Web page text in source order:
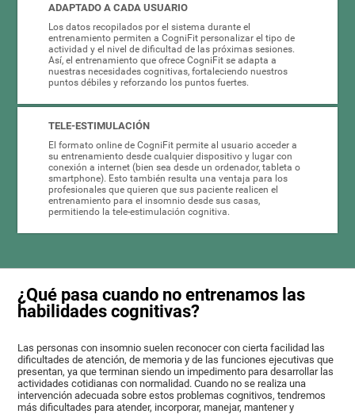
ADAPTADO A CADA USUARIO
Los datos recopilados por el sistema durante el
entrenamiento permiten a CogniFit personalizar el tipo de
actividad y el nivel de dificultad de las próximas sesiones.
Así, el entrenamiento que ofrece CogniFit se adapta a
nuestras necesidades cognitivas, fortaleciendo nuestros
puntos débiles y reforzando los puntos fuertes.
TELE-ESTIMULACIÓN
El formato online de CogniFit permite al usuario acceder a
su entrenamiento desde cualquier dispositivo y lugar con
conexión a internet (bien sea desde un ordenador, tableta o
smartphone). Esto también resulta una ventaja para los
profesionales que quieren que sus paciente realicen el
entrenamiento para el insomnio desde sus casas,
permitiendo la tele-estimulación cognitiva.
¿Qué pasa cuando no entrenamos las
habilidades cognitivas?
Las personas con insomnio suelen reconocer con cierta facilidad las
dificultades de atención, de memoria y de las funciones ejecutivas que
presentan, ya que terminan siendo un impedimento para desarrollar las
actividades cotidianas con normalidad. Cuando no se realiza una
intervención adecuada sobre estos problemas cognitivos, tendremos
más dificultades para atender, incorporar, manejar, mantener y